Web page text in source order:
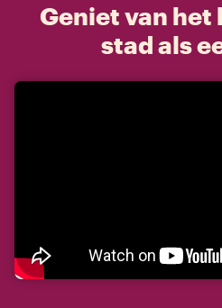
Geniet van het
stad als